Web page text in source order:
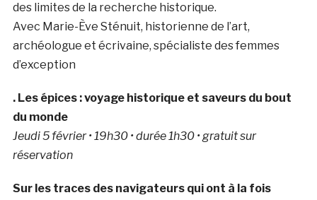
des limites de la recherche historique.
Avec Marie-Ève Sténuit, historienne de l’art,
archéologue et écrivaine, spécialiste des femmes
d’exception
. Les épices : voyage historique et saveurs du bout
du monde
Jeudi 5 février • 19h30 • durée 1h30 • gratuit sur
réservation
Sur les traces des navigateurs qui ont à la fois